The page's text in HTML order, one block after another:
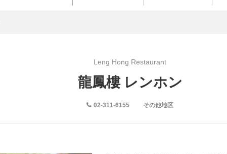
Leng Hong Restaurant
龍鳳樓 レンホン
02-311-6155 その他地区